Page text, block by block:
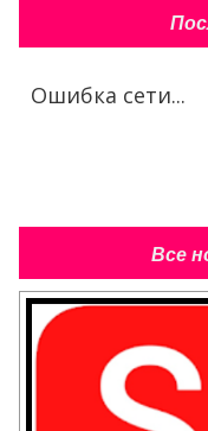
Ошибка сети...
Все